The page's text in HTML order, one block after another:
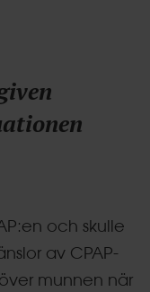
och skulle
av CPAP-
munnen när